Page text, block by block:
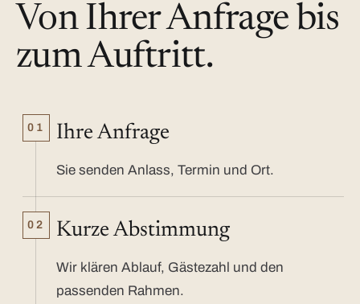
Von Ihrer Anfrage bis
zum Auftritt.
01 Ihre Anfrage
Sie senden Anlass, Termin und Ort.
02 Kurze Abstimmung
Wir klären Ablauf, Gästezahl und den
passenden Rahmen.